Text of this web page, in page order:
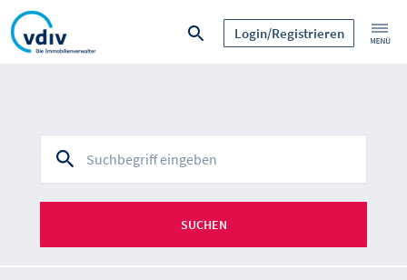
Login/Registrieren
SUCHEN